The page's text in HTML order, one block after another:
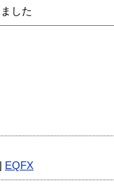
した
EQFX